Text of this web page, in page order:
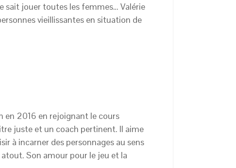
sait jouer toutes les femmes… Valérie
vieillissantes en situation de
en 2016 en rejoignant le cours
juste et un coach pertinent. Il aime
à incarner des personnages au sens
atout. Son amour pour le jeu et la